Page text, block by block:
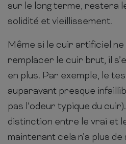
sur le long terme, restera
solidité et vieillissement.
Même si le cuir artificiel
remplacer le cuir brut, il
en plus. Par exemple, le
auparavant presque
pas l’odeur typique du
distinction entre le vrai et
maintenant cela n’a plus